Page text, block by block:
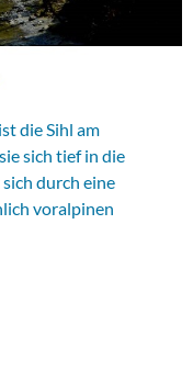
die Sihl am
sich tief in die
durch eine
voralpinen